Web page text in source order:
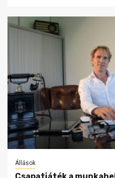
Állások